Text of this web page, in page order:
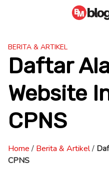
BERITA & ARTIKEL
Daftar
Website
CPNS
Home / Berita & Artikel/
CPNS